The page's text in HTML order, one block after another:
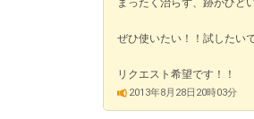
まったく治らず、跡がひど
ぜひ使いたい！！試したい
リクエスト希望です！！
2013年8月28日20時03分